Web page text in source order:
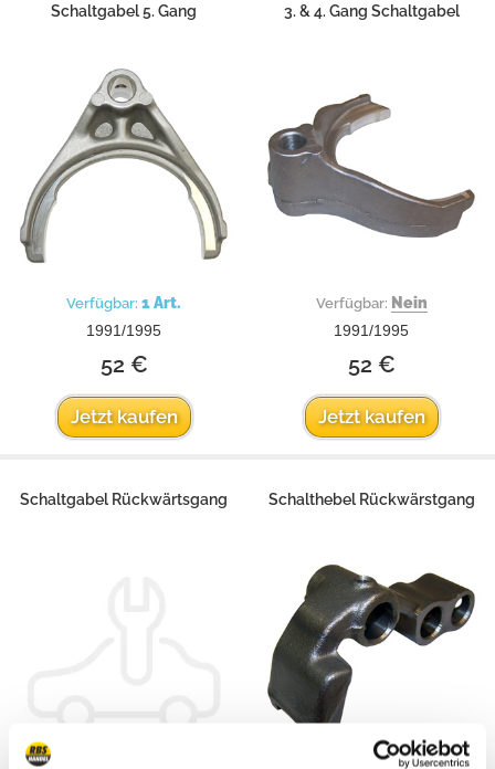
Schaltgabel 5. Gang
Verfügbar: 1 Art.
1991/1995
52 €
Jetzt kaufen
3. & 4. Gang Schaltgabel
Verfügbar: Nein
1991/1995
52 €
Jetzt kaufen
Schaltgabel Rückwärtsgang Schalthebel Rückwärstgang